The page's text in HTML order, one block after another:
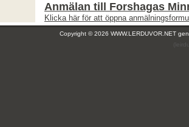
Anmälan till Forshagas
Klicka här för att öppna
Copyright © 2026 WWW.LERDUVOR.NET